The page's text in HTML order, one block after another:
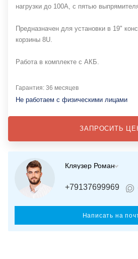
нагрузки до 100А, с пятью
Предназначен для установки в 19"
корзины 8U.
Работа в комплекте с АКБ.
Гарантия: 36 месяцев
Не работаем с физическими лицами
ЗАПРОСИТЬ
Кляузер Роман
+79137699969
Написать на